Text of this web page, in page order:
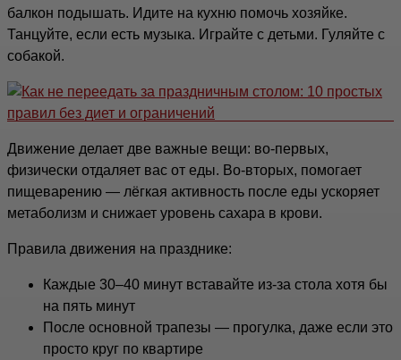
балкон подышать. Идите на кухню помочь хозяйке.
Танцуйте, если есть музыка. Играйте с детьми. Гуляйте с
собакой.
Движение делает две важные вещи: во-первых,
физически отдаляет вас от еды. Во-вторых, помогает
пищеварению — лёгкая активность после еды ускоряет
метаболизм и снижает уровень сахара в крови.
Правила движения на празднике:
Каждые 30–40 минут вставайте из-за стола хотя бы
на пять минут
После основной трапезы — прогулка, даже если это
просто круг по квартире